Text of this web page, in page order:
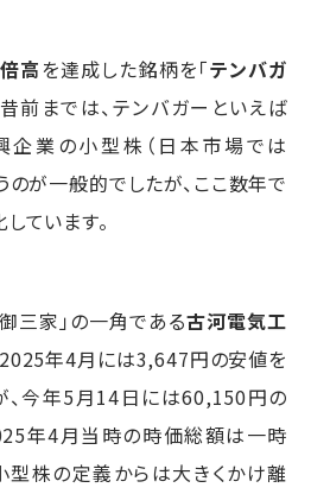
高を達成した銘柄を「テンバガ
昔前までは、テンバガーといえば
企業の小型株（日本市場では
のが一般的でしたが、ここ数年で
ています。
三家」の一角である古河電気工
年4月には3,647円の安値を
、今年5月14日には60,150円の
年4月当時の時価総額は一時
型株の定義からは大きくかけ離